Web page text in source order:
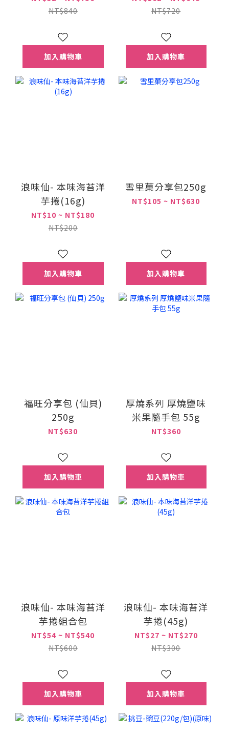
NT$840
加入購物車
NT$720
加入購物車
浪味仙- 本味海苔洋
芋捲(16g)
NT$10 ~ NT$180
NT$200
加入購物車
雪里菓分享包250g
NT$105 ~ NT$630
加入購物車
福旺分享包 (仙貝)
250g
NT$630
加入購物車
厚燒系列 厚燒鹽味
米果隨手包 55g
NT$360
加入購物車
浪味仙- 本味海苔洋
芋捲組合包
NT$54 ~ NT$540
NT$600
加入購物車
浪味仙- 本味海苔洋
芋捲(45g)
NT$27 ~ NT$270
NT$300
加入購物車